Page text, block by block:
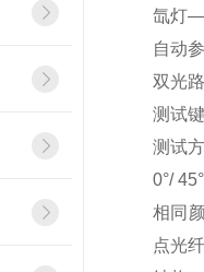
氙灯
自动
双光
测试
测试
0°/
相同
点光